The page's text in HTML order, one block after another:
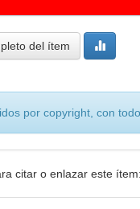
del ítem
por copyright, con
citar o enlazar este ítem: